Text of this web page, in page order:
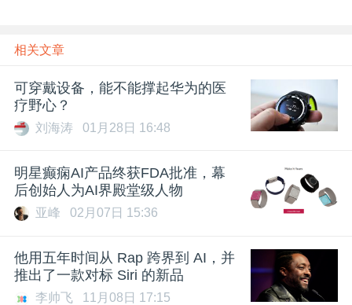
机
相关文章
可穿戴设备，能不能撑起华为的医
疗野心？
刘海涛 01月28日 16:48
明星癫痫AI产品终获FDA批准，幕
后创始人为AI界殿堂级人物
亚峰 02月07日 15:36
他用五年时间从 Rap 跨界到 AI，并
推出了一款对标 Siri 的新品
李帅飞 11月08日 17:15